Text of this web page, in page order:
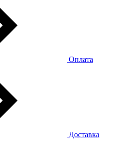
Оплата
Доставка